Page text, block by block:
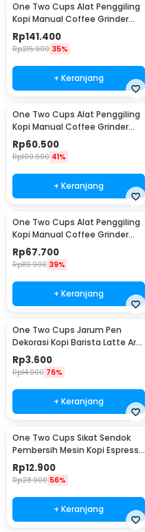
One Two Cups Alat Penggiling
Kopi Manual Coffee Grinder
Wood 30g - CW85532
Rp141.400
Rp215.900 35%
+ Keranjang
One Two Cups Alat Penggiling
Kopi Manual Coffee Grinder
Adjustable - RHNHA0176
Rp60.500
Rp100.900 41%
+ Keranjang
One Two Cups Alat Penggiling
Kopi Manual Coffee Grinder
Adjustable - CF4146
Rp67.700
Rp110.900 39%
+ Keranjang
One Two Cups Jarum Pen
Dekorasi Kopi Barista Latte Art
Needle 13cm - F3F27
Rp3.600
Rp14.900 76%
+ Keranjang
One Two Cups Sikat Sendok
Pembersih Mesin Kopi Espresso
2in1 - 8809
Rp12.900
Rp28.900 56%
+ Keranjang